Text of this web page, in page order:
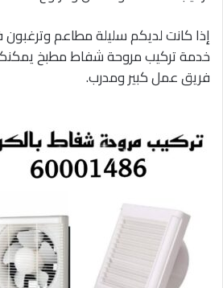
إذا كانت لديكم سليلة مطاعم
خدمة تركيب مروحة شفاط مطبخ
فريق عمل كبير ومدرب.